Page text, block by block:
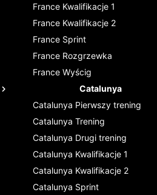
France Kwalifikacje 1
France Kwalifikacje 2
France Sprint
France Rozgrzewka
France Wyścig
Catalunya
Catalunya Pierwszy trening
Catalunya Trening
Catalunya Drugi trening
Catalunya Kwalifikacje 1
Catalunya Kwalifikacje 2
Catalunya Sprint